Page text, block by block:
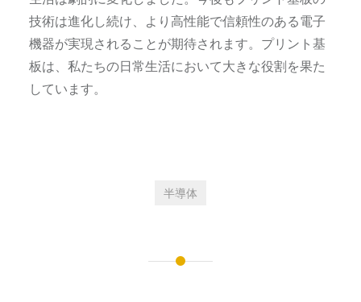
技術は進化し続け、より高性能で信頼性のある電子
機器が実現されることが期待されます。プリント基
板は、私たちの日常生活において大きな役割を果た
しています。
半導体